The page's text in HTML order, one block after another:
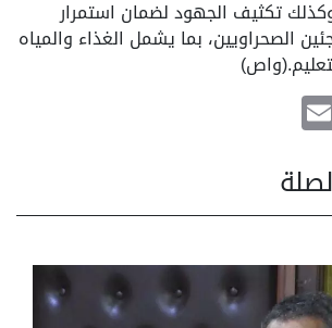
تكثيف الجهود لضمان استمرار
الصحراويين، بما يشمل الغذاء والمياه